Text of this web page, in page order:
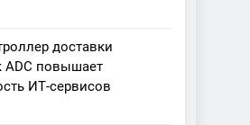
доставки
ADC повышает
ИТ-сервисов